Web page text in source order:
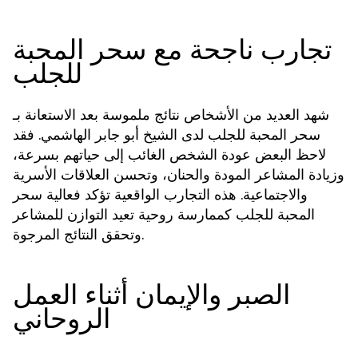
تجارب ناجحة مع سحر المحبة
للجلب
شهد العديد من الأشخاص نتائج ملموسة بعد الاستعانة بـ
سحر المحبة للجلب لدى الشيخ أبو جابر الهاشمي. فقد
لاحظ البعض عودة الشخص الغائب إلى حياتهم بسرعة،
وزيادة المشاعر المودة والحنان، وتحسن العلاقات الأسرية
والاجتماعية. هذه التجارب الواقعية تؤكد فعالية سحر
المحبة للجلب كممارسة روحية تعيد التوازن للمشاعر
وتحقق النتائج المرجوة.
الصبر والإيمان أثناء العمل
الروحاني